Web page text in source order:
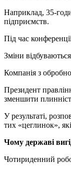
Наприклад, 35-
підприємств.
Під час
Зміни
Компанія з
Президент
зменшити
У результаті,
тих «цеглинок»,
Чому державі
Чотириденний